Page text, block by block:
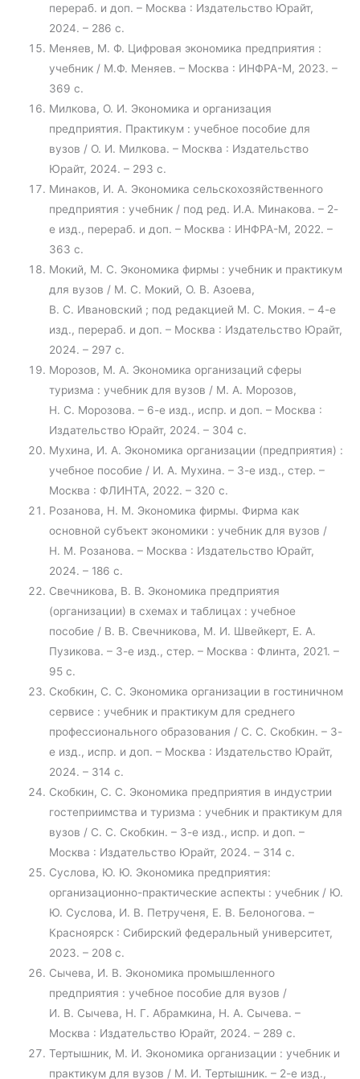
перераб. и доп. – Москва : Издательство Юрайт,
2024. – 286 с.
Меняев, М. Ф. Цифровая экономика предприятия :
учебник / М.Ф. Меняев. – Москва : ИНФРА-М, 2023. –
369 с.
Милкова, О. И. Экономика и организация
предприятия. Практикум : учебное пособие для
вузов / О. И. Милкова. – Москва : Издательство
Юрайт, 2024. – 293 с.
Минаков, И. А. Экономика сельскохозяйственного
предприятия : учебник / под ред. И.А. Минакова. – 2-
е изд., перераб. и доп. – Москва : ИНФРА-М, 2022. –
363 с.
Мокий, М. С. Экономика фирмы : учебник и практикум
для вузов / М. С. Мокий, О. В. Азоева,
В. С. Ивановский ; под редакцией М. С. Мокия. – 4-е
изд., перераб. и доп. – Москва : Издательство Юрайт,
2024. – 297 с.
Морозов, М. А. Экономика организаций сферы
туризма : учебник для вузов / М. А. Морозов,
Н. С. Морозова. – 6-е изд., испр. и доп. – Москва :
Издательство Юрайт, 2024. – 304 с.
Мухина, И. А. Экономика организации (предприятия) :
учебное пособие / И. А. Мухина. – 3-е изд., стер. –
Москва : ФЛИНТА, 2022. – 320 с.
Розанова, Н. М. Экономика фирмы. Фирма как
основной субъект экономики : учебник для вузов /
Н. М. Розанова. – Москва : Издательство Юрайт,
2024. – 186 с.
Свечникова, В. В. Экономика предприятия
(организации) в схемах и таблицах : учебное
пособие / В. В. Свечникова, М. И. Швейкерт, Е. А.
Пузикова. – 3-е изд., стер. – Москва : Флинта, 2021. –
95 с.
Скобкин, С. С. Экономика организации в гостиничном
сервисе : учебник и практикум для среднего
профессионального образования / С. С. Скобкин. – 3-
е изд., испр. и доп. – Москва : Издательство Юрайт,
2024. – 314 с.
Скобкин, С. С. Экономика предприятия в индустрии
гостеприимства и туризма : учебник и практикум для
вузов / С. С. Скобкин. – 3-е изд., испр. и доп. –
Москва : Издательство Юрайт, 2024. – 314 с.
Суслова, Ю. Ю. Экономика предприятия:
организационно-практические аспекты : учебник / Ю.
Ю. Суслова, И. В. Петрученя, Е. В. Белоногова. –
Красноярск : Сибирский федеральный университет,
2023. – 208 с.
Сычева, И. В. Экономика промышленного
предприятия : учебное пособие для вузов /
И. В. Сычева, Н. Г. Абрамкина, Н. А. Сычева. –
Москва : Издательство Юрайт, 2024. – 289 с.
Тертышник, М. И. Экономика организации : учебник и
практикум для вузов / М. И. Тертышник. – 2-е изд.,